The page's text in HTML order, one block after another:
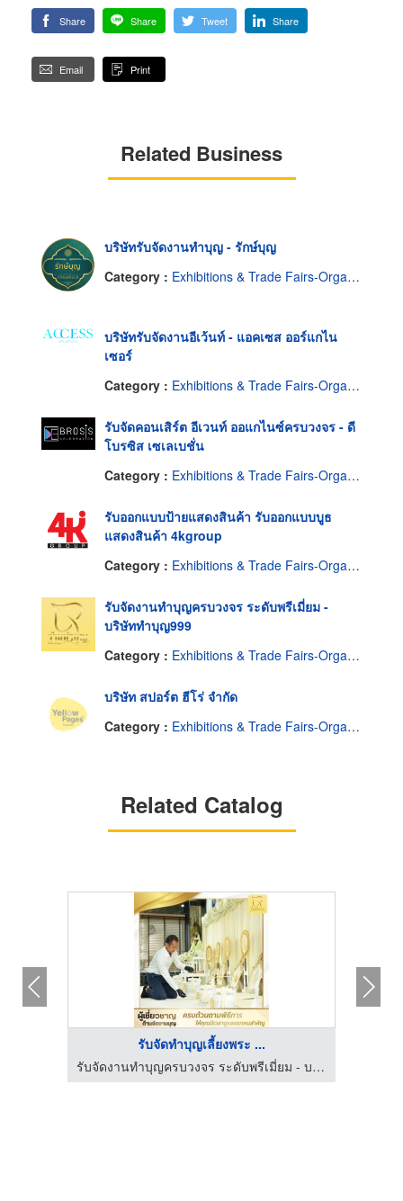
Share Share Tweet Share
Email Print
Related Business
บริษัทรับจัดงานทำบุญ - รักษ์บุญ
Category : Exhibitions & Trade Fairs-Organisers
บริษัทรับจัดงานอีเว้นท์ - แอคเซส ออร์แกไน
เซอร์
Category : Exhibitions & Trade Fairs-Organisers
รับจัดคอนเสิร์ต อีเวนท์ ออแกไนซ์ครบวงจร - ดี
โบรซิส เซเลเบชั่น
Category : Exhibitions & Trade Fairs-Organisers
รับออกแบบป้ายแสดงสินค้า รับออกแบบบูธ
แสดงสินค้า 4kgroup
Category : Exhibitions & Trade Fairs-Organisers
รับจัดงานทำบุญครบวงจร ระดับพรีเมี่ยม -
บริษัททำบุญ999
Category : Exhibitions & Trade Fairs-Organisers
บริษัท สปอร์ต ฮีโร่ จำกัด
Category : Exhibitions & Trade Fairs-Organisers
Related Catalog
รับจัดทำบุญเลี้ยงพระ ...
รับจัดงานทำบุญครบวงจร ระดับพรีเมี่ยม - บริษัททำบุญ999